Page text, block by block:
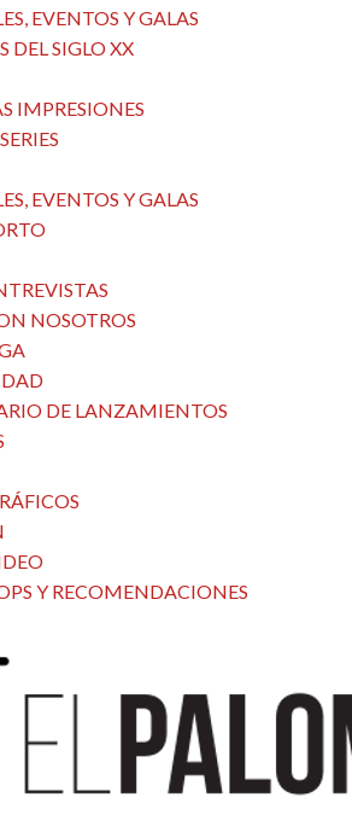
EVENTOS Y GALAS
DEL SIGLO XX
IMPRESIONES
EVENTOS Y GALAS
NOSOTROS
DE LANZAMIENTOS
Y RECOMENDACIONES